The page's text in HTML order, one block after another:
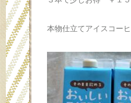
本物仕立てアイスコー